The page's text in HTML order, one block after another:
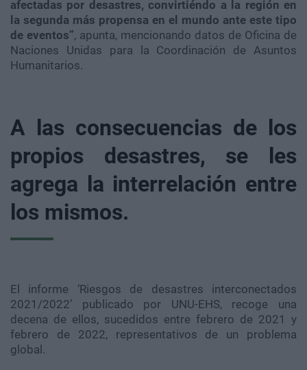
afectadas por desastres, convirtiéndo a la región en
la segunda más propensa en el mundo ante este tipo
de eventos”, apunta, mencionando datos de Oficina de
Naciones Unidas para la Coordinación de Asuntos
Humanitarios.
A las consecuencias de los
propios desastres, se les
agrega la interrelación entre
los mismos.
El informe ‘Riesgos de desastres interconectados
2021/2022’ publicado por UNU-EHS, recoge una
decena de ellos, sucedidos entre febrero de 2021 y
febrero de 2022, representativos de un problema
global.